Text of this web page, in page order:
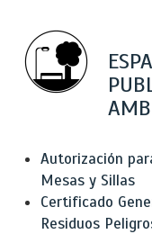
Autorización
Mesas y Sillas
Certificado
Residuos